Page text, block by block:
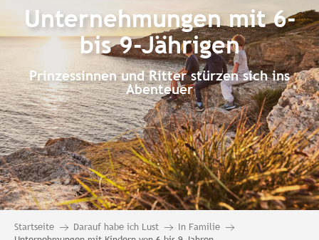
Unternehmungen mit 6-
bis 9-Jährigen
Prinzessinnen und Ritter stürzen sich ins
Abenteuer
Startseite Darauf habe ich Lust
In Familie